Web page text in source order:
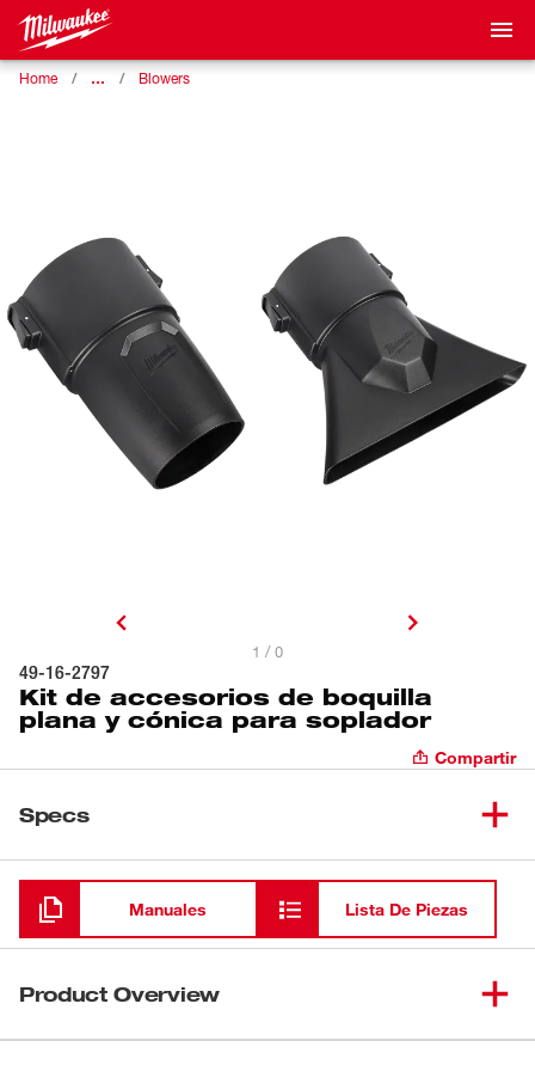
Home … Blowers
1 / 0
49-16-2797
Kit de accesorios de boquilla
plana y cónica para soplador
Compartir
Specs
Cargando
Manuales Lista De Piezas
Product Overview